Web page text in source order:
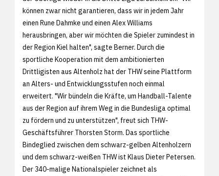
können zwar nicht garantieren, dass wir in jedem Jahr
einen Rune Dahmke und einen Alex Williams
herausbringen, aber wir möchten die Spieler zumindest in
der Region Kiel halten", sagte Berner. Durch die
sportliche Kooperation mit dem ambitionierten
Drittligisten aus Altenholz hat der THW seine Plattform
an Alters- und Entwicklungsstufen noch einmal
erweitert. "Wir bündeln die Kräfte, um Handball-Talente
aus der Region auf ihrem Weg in die Bundesliga optimal
zu fördern und zu unterstützen", freut sich THW-
Geschäftsführer Thorsten Storm. Das sportliche
Bindeglied zwischen dem schwarz-gelben Altenholzern
und dem schwarz-weißen THW ist Klaus Dieter Petersen.
Der 340-malige Nationalspieler zeichnet als